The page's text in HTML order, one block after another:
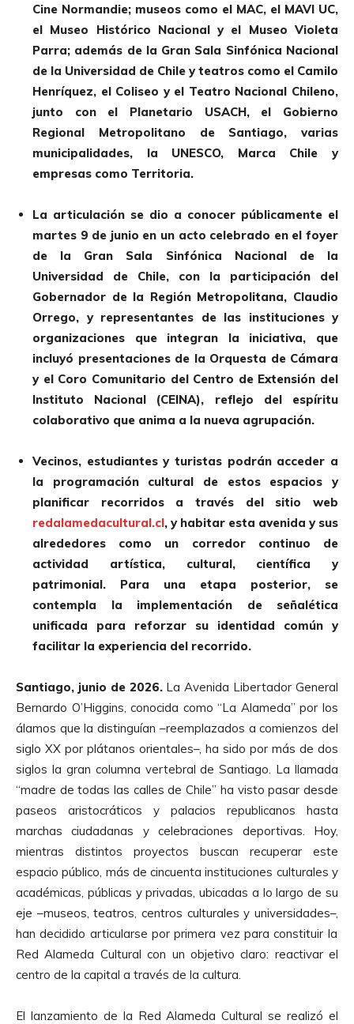
Cine Normandie; museos como el MAC, el MAVI UC,
el Museo Histórico Nacional y el Museo Violeta
Parra; además de la Gran Sala Sinfónica Nacional
de la Universidad de Chile y teatros como el Camilo
Henríquez, el Coliseo y el Teatro Nacional Chileno,
junto con el Planetario USACH, el Gobierno
Regional Metropolitano de Santiago, varias
municipalidades, la UNESCO, Marca Chile y
empresas como Territoria.
La articulación se dio a conocer públicamente el
martes 9 de junio en un acto celebrado en el foyer
de la Gran Sala Sinfónica Nacional de la
Universidad de Chile, con la participación del
Gobernador de la Región Metropolitana, Claudio
Orrego, y representantes de las instituciones y
organizaciones que integran la iniciativa, que
incluyó presentaciones de la Orquesta de Cámara
y el Coro Comunitario del Centro de Extensión del
Instituto Nacional (CEINA), reflejo del espíritu
colaborativo que anima a la nueva agrupación.
Vecinos, estudiantes y turistas podrán acceder a
la programación cultural de estos espacios y
planificar recorridos a través del sitio web
redalamedacultural.cl, y habitar esta avenida y sus
alrededores como un corredor continuo de
actividad artística, cultural, científica y
patrimonial. Para una etapa posterior, se
contempla la implementación de señalética
unificada para reforzar su identidad común y
facilitar la experiencia del recorrido.
Santiago, junio de 2026. La Avenida Libertador General
Bernardo O’Higgins, conocida como “La Alameda” por los
álamos que la distinguían –reemplazados a comienzos del
siglo XX por plátanos orientales–, ha sido por más de dos
siglos la gran columna vertebral de Santiago. La llamada
“madre de todas las calles de Chile” ha visto pasar desde
paseos aristocráticos y palacios republicanos hasta
marchas ciudadanas y celebraciones deportivas. Hoy,
mientras distintos proyectos buscan recuperar este
espacio público, más de cincuenta instituciones culturales y
académicas, públicas y privadas, ubicadas a lo largo de su
eje –museos, teatros, centros culturales y universidades–,
han decidido articularse por primera vez para constituir la
Red Alameda Cultural con un objetivo claro: reactivar el
centro de la capital a través de la cultura.
El lanzamiento de la Red Alameda Cultural se realizó el